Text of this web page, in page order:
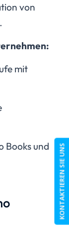
von
mit
Books und
KONTAKTIEREN SIE UNS